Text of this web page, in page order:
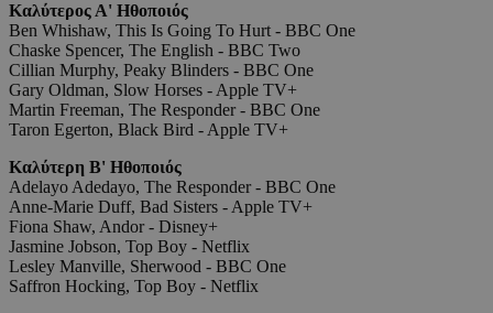
Καλύτερος Α' Ηθοποιός
Ben Whishaw, This Is Going To Hurt - BBC One
Chaske Spencer, The English - BBC Two
Cillian Murphy, Peaky Blinders - BBC One
Gary Oldman, Slow Horses - Apple TV+
Martin Freeman, The Responder - BBC One
Taron Egerton, Black Bird - Apple TV+
Καλύτερη Β' Ηθοποιός
Adelayo Adedayo, The Responder - BBC One
Anne-Marie Duff, Bad Sisters - Apple TV+
Fiona Shaw, Andor - Disney+
Jasmine Jobson, Top Boy - Netflix
Lesley Manville, Sherwood - BBC One
Saffron Hocking, Top Boy - Netflix